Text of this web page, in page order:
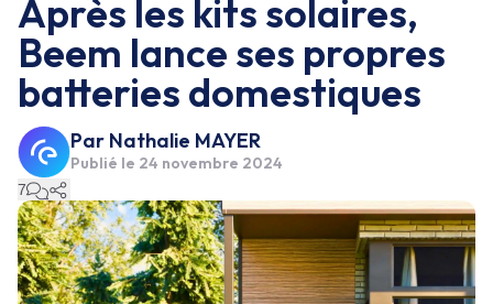
Après les kits solaires,
Beem lance ses propres
batteries domestiques
Par Nathalie MAYER
Publié le 24 novembre 2024
7